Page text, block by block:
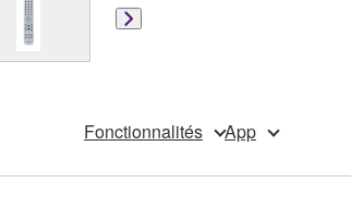
Fonctionnalités App